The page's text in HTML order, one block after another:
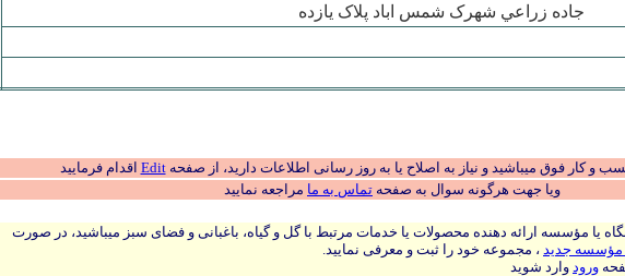
جاده زراعي شهرک شمس اباد پلاک يازده
و کار فوق میباشید و نیاز به اصلاح یا به روز رسانی اطلاعات دارید، از صفحهEdit اقدام فرمایید
ویا جهت هرگونه سوال به صفحه تماس به ما مراجعه نمایید
یا مؤسسه ارائه دهنده محصولات یا خدمات مرتبط با گل و گیاه، باغبانی و فضای سبز میباشید، در صورت
مؤسسه جدید ، مجموعه خود را ثبت و معرفی نمایید.
ورود وارد شوید